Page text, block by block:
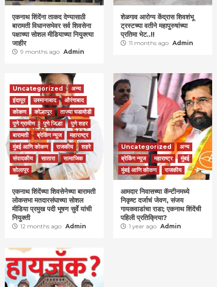
एकनाथ शिंदेंना ताकद देण्यासाठी
बारामती विधानसभेवर सर्व शिवसेना
पक्षाच्या सोशल मीडियाच्या नियुक्त्या
जाहीर
9 months ago Admin
शेळगाव आरोग्य केंद्रास शिवशंभू
ट्रस्टच्या वतीने महापुरुषांच्या
प्रतिमा भेट..!!
11 months ago Admin
Uncategorized
अन्य
इंदापूर
उस्मानाबाद
औरंगाबाद
कोकण
कोल्हापूर
ताज्या घडामोडी
पुणे ग्रामीण
पुणे जिल्हा
पुणे शहर
बारामती
ब्रेकिंग न्युज
महाराष्ट्र
मुंबई आणि कोकण
राजकीय
शहरे
संपादकीय
सातारा
सामाजिक
सोलापूर
एकनाथ शिंदेंच्या शिवसेनेच्या बारामती
लोकसभा मतदारसंघाच्या सोशल
मीडिया प्रमुख पदी भूषण सुर्वे यांची
नियुक्ती
12 months ago Admin
Uncategorized
अन्य
ब्रेकिंग न्युज
महाराष्ट्र
मुंबई
मुंबई आणि कोकण
राजकीय
आमदार निवासच्या कॅन्टीनमध्ये
निकृष्ट दर्जाचं जेवण, संजय
गायकवाडांचा राडा; एकनाथ शिंदेंची
पहिली प्रतिक्रिया?
1 year ago Admin